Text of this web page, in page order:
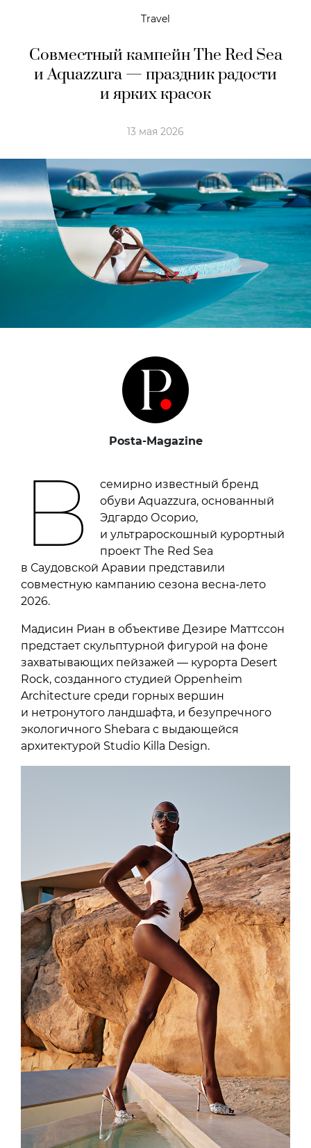
Travel
Совместный кампейн The Red Sea
и Aquazzura — праздник радости
и ярких красок
13 мая 2026
Posta-Magazine
В
семирно известный бренд
обуви Aquazzura, основанный
Эдгардо Осорио,
и ультрароскошный курортный
проект The Red Sea
в Саудовской Аравии представили
совместную кампанию сезона весна-лето
2026.
Мадисин Риан в объективе Дезире Маттссон
предстает скульптурной фигурой на фоне
захватывающих пейзажей — курорта Desert
Rock, созданного студией Oppenheim
Architecture среди горных вершин
и нетронутого ландшафта, и безупречного
экологичного Shebara с выдающейся
архитектурой Studio Killa Design.